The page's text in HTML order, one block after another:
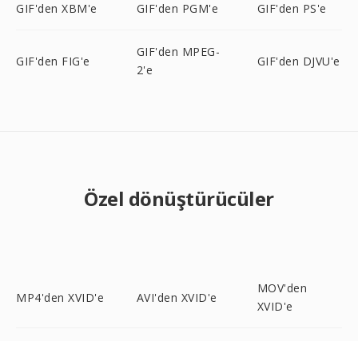
GIF'den XBM'e GIF'den PGM'e GIF'den PS'e
GIF'den FIG'e
GIF'den MPEG-
2'e
GIF'den DJVU'e
Özel dönüştürücüler
MP4'den XVID'e AVI'den XVID'e
MOV'den
XVID'e